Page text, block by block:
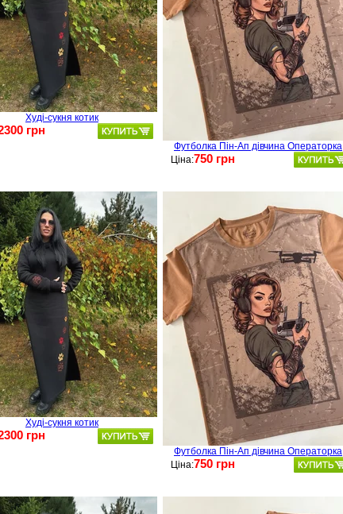
Худі-сукня котик
грн
Футболка Пін-Ап дівчина Операторка
Ціна:750 грн
Худі-сукня котик
грн
Футболка Пін-Ап дівчина Операторка
Ціна:750 грн